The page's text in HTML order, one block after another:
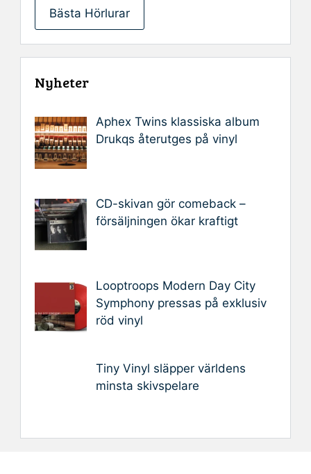
Bästa Hörlurar
Nyheter
Aphex Twins klassiska album
Drukqs återutges på vinyl
CD-skivan gör comeback –
försäljningen ökar kraftigt
Looptroops Modern Day City
Symphony pressas på exklusiv
röd vinyl
Tiny Vinyl släpper världens
minsta skivspelare